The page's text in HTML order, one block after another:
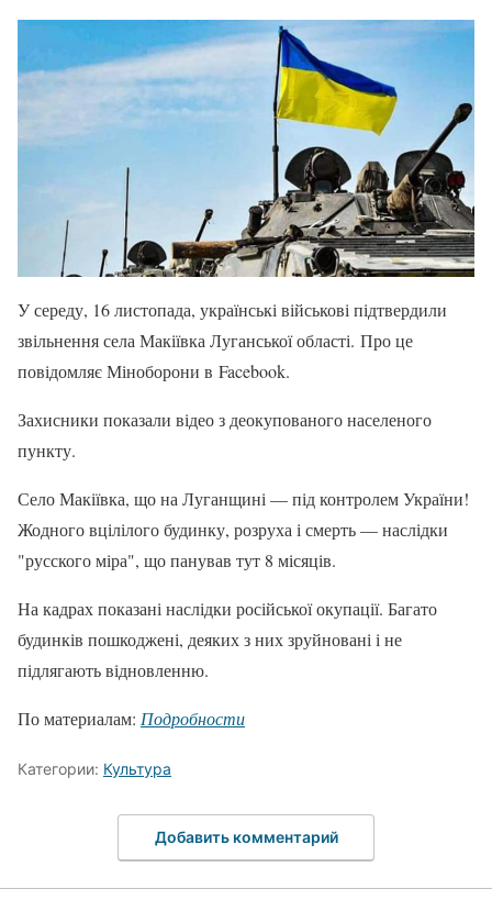
У середу, 16 листопада, українські військові підтвердили
звільнення села Макіївка Луганської області. Про це
повідомляє Міноборони в Facebook.
Захисники показали відео з деокупованого населеного
пункту.
Село Макіївка, що на Луганщині — під контролем України!
Жодного вцілілого будинку, розруха і смерть — наслідки
"русского міра", що панував тут 8 місяців.
На кадрах показані наслідки російської окупації. Багато
будинків пошкоджені, деяких з них зруйновані і не
підлягають відновленню.
По материалам: Подробности
Категории: Культура
Добавить комментарий